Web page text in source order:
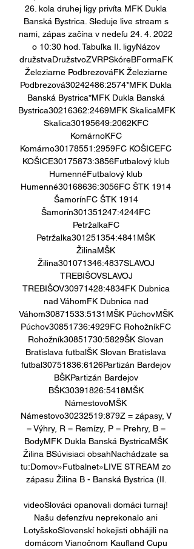
26. kola druhej ligy privíta MFK Dukla
Banská Bystrica. Sleduje live stream s
nami, zápas začína v nedeľu 24. 4. 2022
o 10:30 hod. Tabuľka II. ligyNázov
družstvaDružstvoZVRPSkóreBFormaFK
Železiarne PodbrezováFK Železiarne
Podbrezová30242486:2574*MFK Dukla
Banská Bystrica*MFK Dukla Banská
Bystrica30216362:2469MFK SkalicaMFK
Skalica30195649:2062KFC
KomárnoKFC
Komárno30178551:2959FC KOŠICEFC
KOŠICE30175873:3856Futbalový klub
HumennéFutbalový klub
Humenné30168636:3056FC ŠTK 1914
ŠamorínFC ŠTK 1914
Šamorín301351247:4244FC
PetržalkaFC
Petržalka301251354:4841MŠK
ŽilinaMŠK
Žilina301071346:4837SLAVOJ
TREBIŠOVSLAVOJ
TREBIŠOV30971428:4834FK Dubnica
nad VáhomFK Dubnica nad
Váhom30871533:5131MŠK PúchovMŠK
Púchov30851736:4929FC RohožníkFC
Rohožník30851730:5829ŠK Slovan
Bratislava futbalŠK Slovan Bratislava
futbal30751836:6126Partizán Bardejov
BŠKPartizán Bardejov
BŠK30391826:5418MŠK
NámestovoMŠK
Námestovo30232519:879Z = zápasy, V
= Výhry, R = Remízy, P = Prehry, B =
BodyMFK Dukla Banská BystricaMŠK
Žilina BSúvisiaci obsahNachádzate sa
tu:Domov»Futbalnet»LIVE STREAM zo
zápasu Žilina B - Banská Bystrica (II.
videoSlováci opanovali domáci turnaj!
Našu defenzívu neprekonalo ani
LotyšskoSlovenskí hokejisti obhájili na
domácom Vianočnom Kaufland Cupu